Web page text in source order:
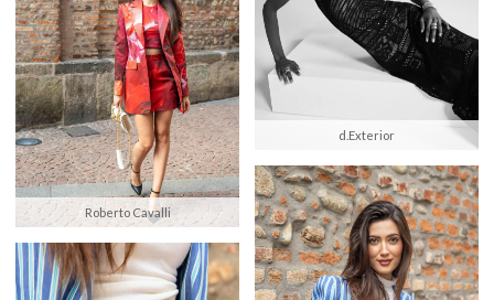
d.Exterior
Roberto Cavalli